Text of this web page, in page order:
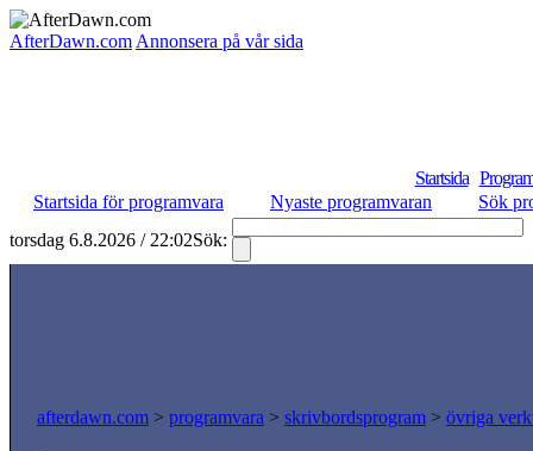
AfterDawn.com Annonsera på vår sida
Startsida
Startsida för programvara
Nyaste programvaran
Sök
torsdag 6.8.2026 / 22:02Sök:
afterdawn.com > programvara > skrivbordsprogram > övriga